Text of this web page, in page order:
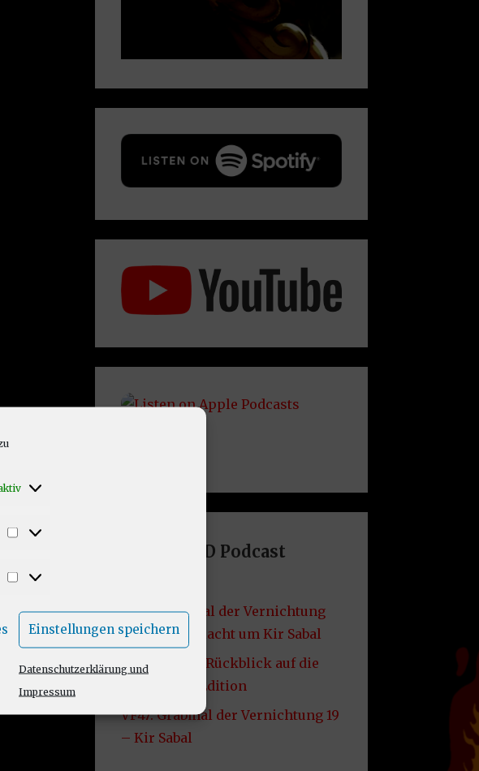
Einstellungen speichern
Datenschutzerklärung und
Impressum
Letzte DND Podcast
VF49: Grabmal der Vernichtung
20 – Die Schlacht um Kir Sabal
VF48: Lore – Rückblick auf die
2014er D&D Edition
VF47: Grabmal der Vernichtung 19
– Kir Sabal